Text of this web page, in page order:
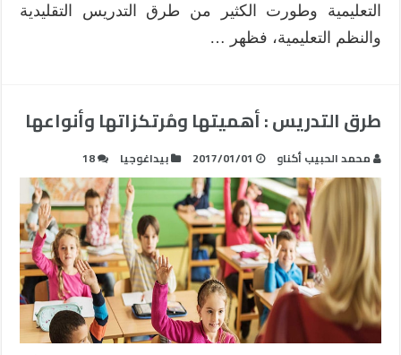
التعليمية وطورت الكثير من طرق التدريس التقليدية
والنظم التعليمية، فظهر …
طرق التدريس : أهميتها ومُرتكزاتها وأنواعها
محمد الحبيب أكناو 2017/01/01 بيداغوجيا 18